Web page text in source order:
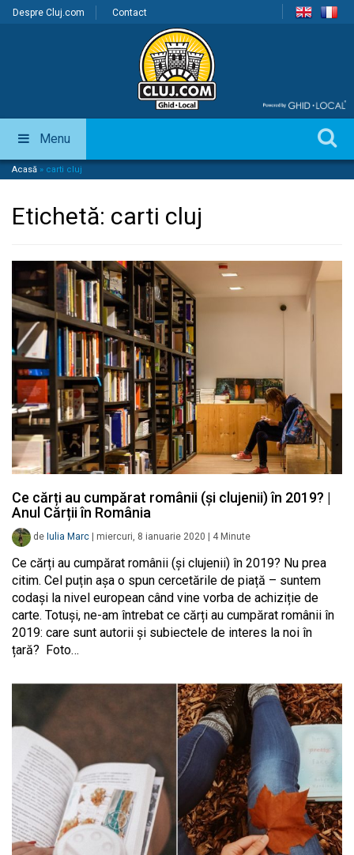
Despre Cluj.com Contact
Menu
Acasă » carti cluj
Etichetă: carti cluj
Ce cărți au cumpărat românii (și clujenii) în 2019? |
Anul Cărții în România
de Iulia Marc miercuri, 8 ianuarie 2020 4 Minute
Ce cărți au cumpărat românii (și clujenii) în 2019? Nu prea
citim. Cel puțin așa o spun cercetările de piață – suntem
codași la nivel european când vine vorba de achiziție de
carte. Totuși, ne-am întrebat ce cărți au cumpărat românii în
2019: care sunt autorii și subiectele de interes la noi în
țară? Foto…